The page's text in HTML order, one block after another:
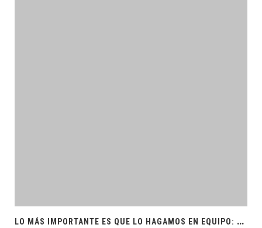
L
O MÁS IMPORTANTE ES QUE LO HAGAMOS EN EQUIPO: CPL